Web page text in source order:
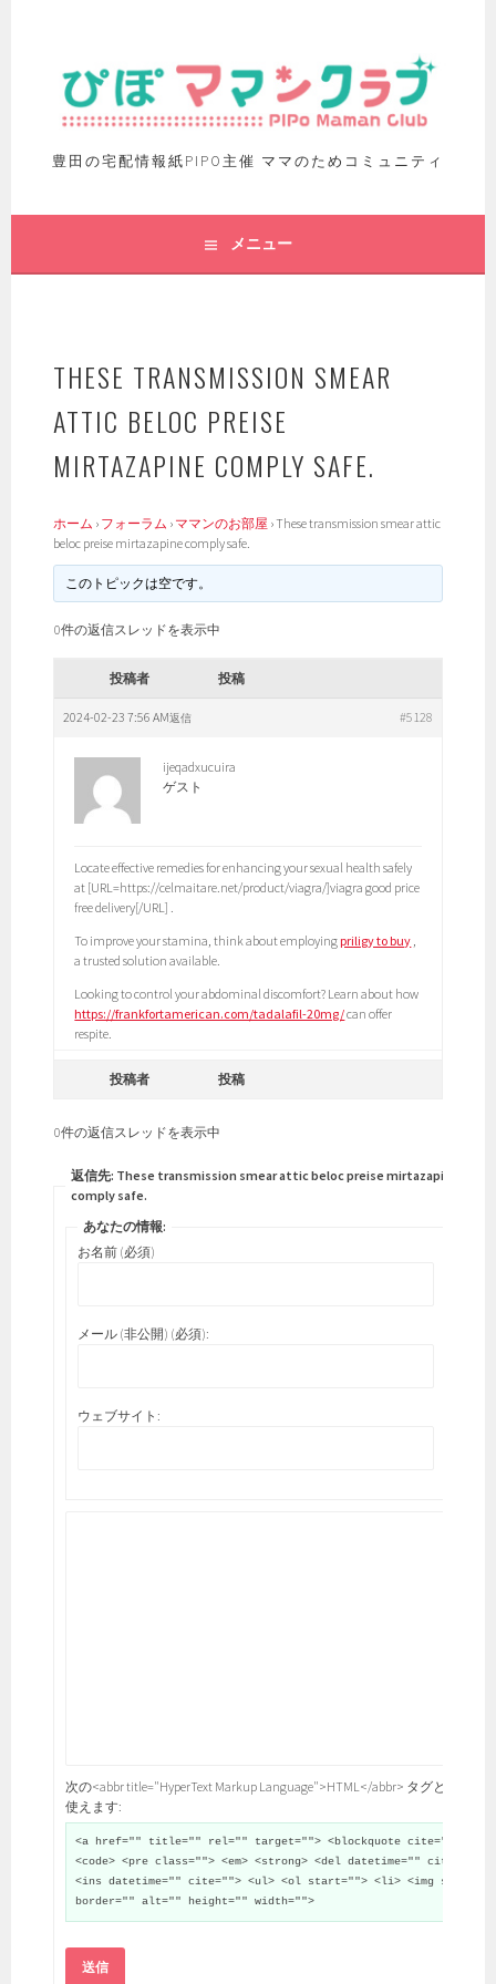
豊田の宅配情報紙PIPO主催 ママのためコミュニティ
メニュー
THESE TRANSMISSION SMEAR
ATTIC BELOC PREISE
MIRTAZAPINE COMPLY SAFE.
ホーム › フォーラム › ママンのお部屋 ›These transmission smear attic
beloc preise mirtazapine comply safe.
このトピックは空です。
0件の返信スレッドを表示中
投稿者 投稿
2024-02-23 7:56 AM #5128
返信
ijeqadxucuira
ゲスト
Locate effective remedies for enhancing your sexual health safely
at [URL=https://celmaitare.net/product/viagra/]viagra good price
free delivery[/URL] .
To improve your stamina, think about employing priligy to buy ,
a trusted solution available.
Looking to control your abdominal discomfort? Learn about how
https://frankfortamerican.com/tadalafil-20mg/can offer
respite.
投稿者 投稿
0件の返信スレッドを表示中
返信先: These transmission smear attic beloc preise mirtazapine
comply safe.
あなたの情報:
お名前 (必須)
メール (非公開) (必須):
ウェブサイト:
次の<abbr title="HyperText Markup Language">HTML</abbr> タグと属性が
使えます:
<a href="" title="" rel="" target=""> <blockquote cite="">
<code> <pre class=""> <em> <strong> <del datetime="" cite="">
<ins datetime="" cite=""> <ul> <ol start=""> <li> <img src=""
border="" alt="" height="" width="">
送信